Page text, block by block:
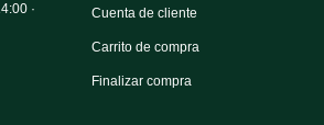
·
Cuenta de cliente
Carrito de compra
Finalizar compra